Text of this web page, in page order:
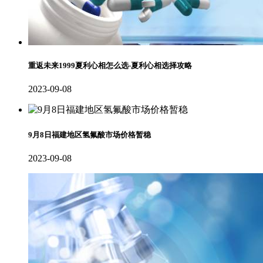
重返未来1999夏利心相怎么选-夏利心相选择攻略
2023-09-08
9月8日福建地区氢氟酸市场价格暂稳
2023-09-08